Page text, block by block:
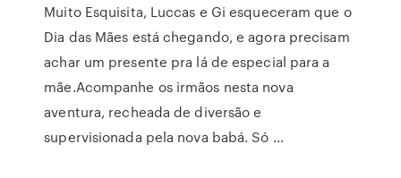
Muito Esquisita, Luccas e Gi esqueceram que o
Dia das Mães está chegando, e agora precisam
achar um presente pra lá de especial para a
mãe.Acompanhe os irmãos nesta nova
aventura, recheada de diversão e
supervisionada pela nova babá. Só …